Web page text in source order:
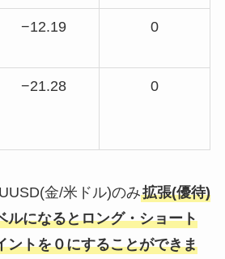
−12.19 0
−21.28 0
金/米ドル)のみ拡張(優待)
ルになるとロング・ショート
ントを０にすることができま